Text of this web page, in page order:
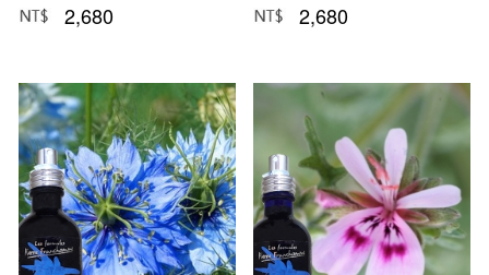
NT﹕
2,680
NT﹕
2,680